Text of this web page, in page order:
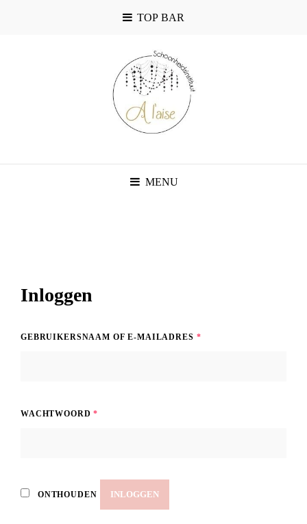
TOP BAR
MENU
Inloggen
GEBRUIKERSNAAM OF E-MAILADRES *
WACHTWOORD*
ONTHOUDEN INLOGGEN